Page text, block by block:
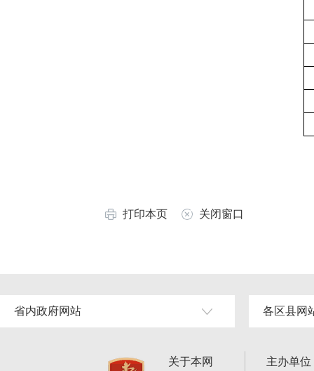
打印本页 关闭窗口
省内政府网站 各区县网
关于本网 主办单